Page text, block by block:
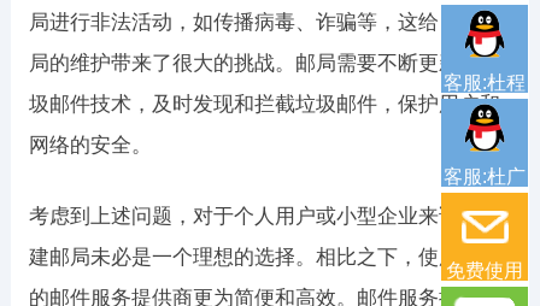
局进行非法活动，如传播病毒、诈骗等，这给自建邮
局的维护带来了很大的挑战。邮局需要不断更新反垃
圾邮件技术，及时发现和拦截垃圾邮件，保护用户和
网络的安全。
考虑到上述问题，对于个人用户或小型企业来说，自
建邮局未必是一个理想的选择。相比之下，使用专业
的邮件服务提供商更为简便和高效。邮件服务提供商
客服:杜程
客服:杜广
免费使用